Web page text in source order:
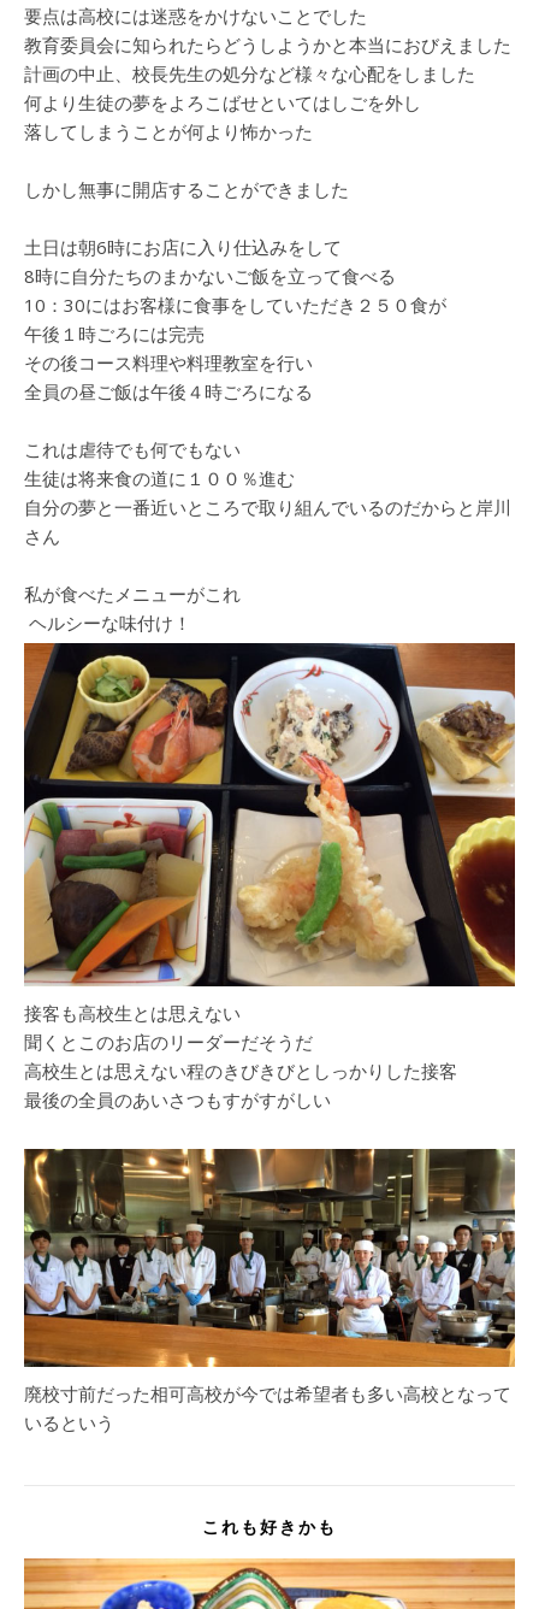
要点は高校には迷惑をかけないことでした
教育委員会に知られたらどうしようかと本当におびえました
計画の中止、校長先生の処分など様々な心配をしました
何より生徒の夢をよろこばせといてはしごを外し
落してしまうことが何より怖かった
しかし無事に開店することができました
土日は朝6時にお店に入り仕込みをして
8時に自分たちのまかないご飯を立って食べる
10：30にはお客様に食事をしていただき２５０食が
午後１時ごろには完売
その後コース料理や料理教室を行い
全員の昼ご飯は午後４時ごろになる
これは虐待でも何でもない
生徒は将来食の道に１００％進む
自分の夢と一番近いところで取り組んでいるのだからと岸川
さん
私が食べたメニューがこれ
ヘルシーな味付け！
接客も高校生とは思えない
聞くとこのお店のリーダーだそうだ
高校生とは思えない程のきびきびとしっかりした接客
最後の全員のあいさつもすがすがしい
廃校寸前だった相可高校が今では希望者も多い高校となって
いるという
これも好きかも